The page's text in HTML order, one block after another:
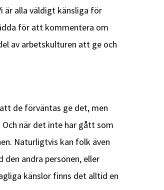
är alla väldigt känsliga för
för att kommentera om
av arbetskulturen att ge och
de förväntas ge det, men
när det inte har gått som
Naturligtvis kan folk även
andra personen, eller
känslor finns det alltid en